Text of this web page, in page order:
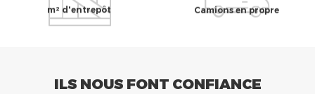
m² d'entrepôt Camions en propre
ILS NOUS FONT CONFIANCE